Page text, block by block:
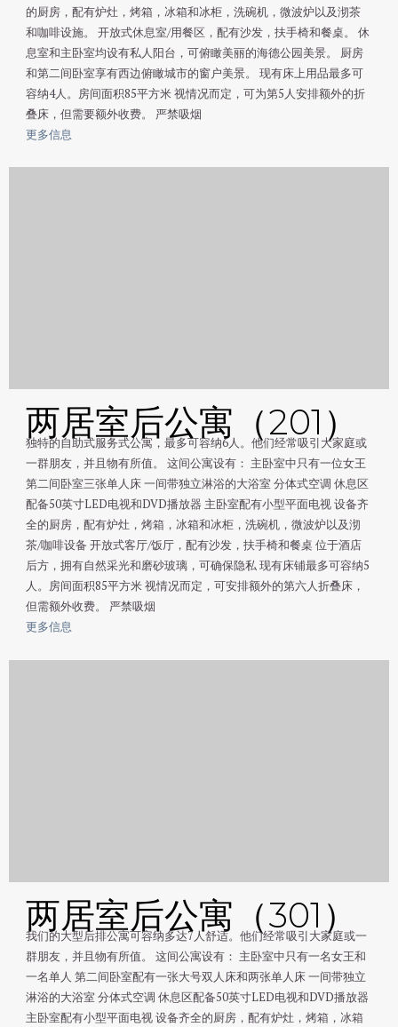
的厨房，配有炉灶，烤箱，冰箱和冰柜，洗碗机，微波炉以及沏茶
和咖啡设施。 开放式休息室/用餐区，配有沙发，扶手椅和餐桌。 休
息室和主卧室均设有私人阳台，可俯瞰美丽的海德公园美景。 厨房
和第二间卧室享有西边俯瞰城市的窗户美景。 现有床上用品最多可
容纳4人。房间面积85平方米 视情况而定，可为第5人安排额外的折
叠床，但需要额外收费。 严禁吸烟
更多信息
两居室后公寓（201）
独特的自助式服务式公寓，最多可容纳6人。他们经常吸引大家庭或
一群朋友，并且物有所值。 这间公寓设有： 主卧室中只有一位女王
第二间卧室三张单人床 一间带独立淋浴的大浴室 分体式空调 休息区
配备50英寸LED电视和DVD播放器 主卧室配有小型平面电视 设备齐
全的厨房，配有炉灶，烤箱，冰箱和冰柜，洗碗机，微波炉以及沏
茶/咖啡设备 开放式客厅/饭厅，配有沙发，扶手椅和餐桌 位于酒店
后方，拥有自然采光和磨砂玻璃，可确保隐私 现有床铺最多可容纳5
人。房间面积85平方米 视情况而定，可安排额外的第六人折叠床，​​
但需额外收费。 严禁吸烟
更多信息
两居室后公寓（301）
我们的大型后排公寓可容纳多达7人舒适。他们经常吸引大家庭或一
群朋友，并且物有所值。 这间公寓设有： 主卧室中只有一名女王和
一名单人 第二间卧室配有一张大号双人床和两张单人床 一间带独立
淋浴的大浴室 分体式空调 休息区配备50英寸LED电视和DVD播放器
主卧室配有小型平面电视 设备齐全的厨房，配有炉灶，烤箱，冰箱